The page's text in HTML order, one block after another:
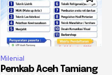
Milenial
Pemkab Aceh Tamiang